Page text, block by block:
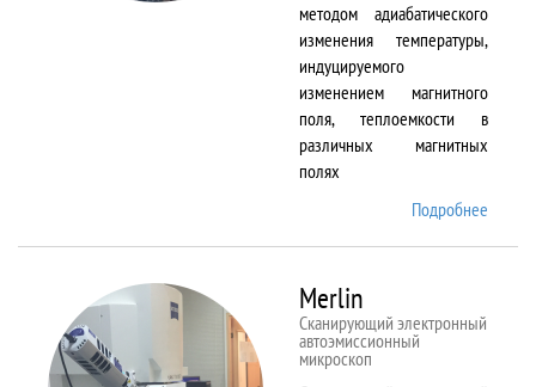
методом адиабатического
изменения температуры,
индуцируемого
изменением магнитного
поля, теплоемкости в
различных магнитных
полях
Подробнее
Merlin
Сканирующий электронный
автоэмиссионный
микроскоп